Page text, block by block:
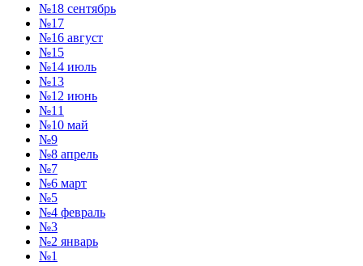
№18 сентябрь
№17
№16 август
№15
№14 июль
№13
№12 июнь
№11
№10 май
№9
№8 апрель
№7
№6 март
№5
№4 февраль
№3
№2 январь
№1